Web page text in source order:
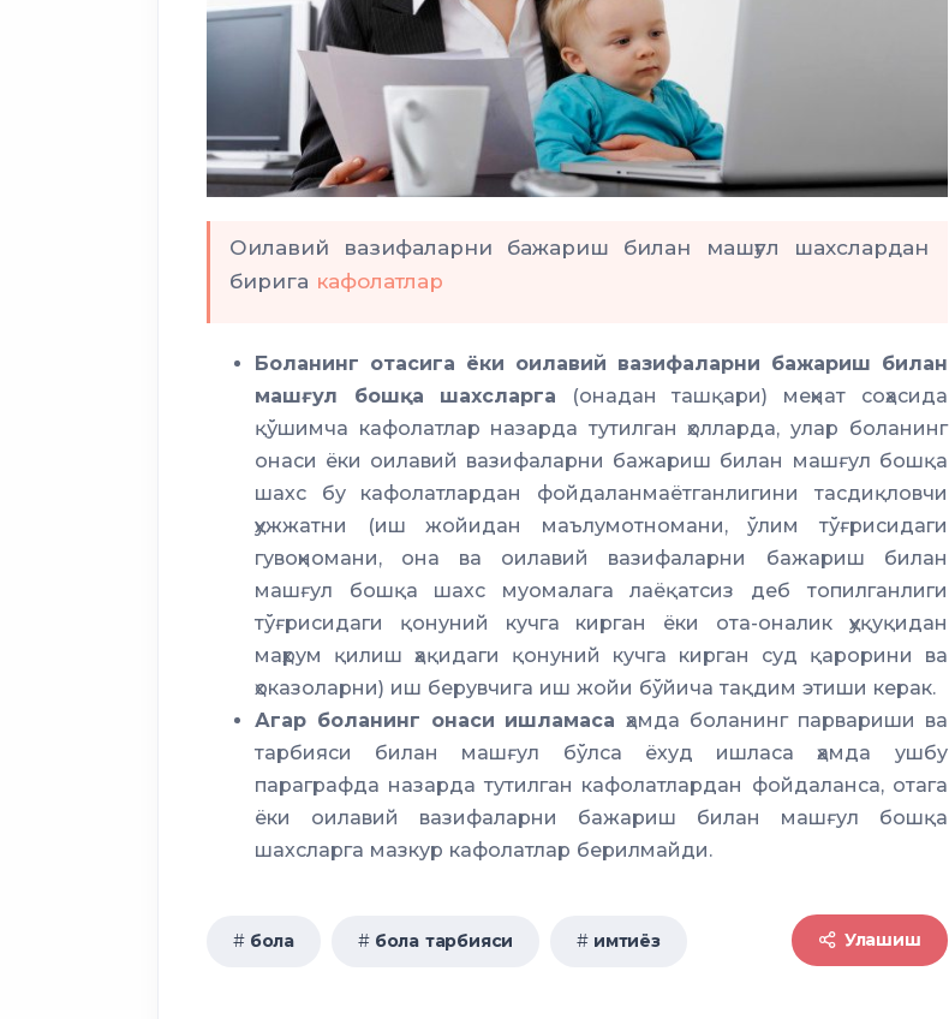
Оилавий вазифаларни бажариш билан машғул шахслардан
бирига кафолатлар
Боланинг отасига ёки оилавий вазифаларни бажариш билан
машғул бошқа шахсларга (онадан ташқари) меҳнат соҳасида
қўшимча кафолатлар назарда тутилган ҳолларда, улар боланинг
онаси ёки оилавий вазифаларни бажариш билан машғул бошқа
шахс бу кафолатлардан фойдаланмаётганлигини тасдиқловчи
ҳужжатни (иш жойидан маълумотномани, ўлим тўғрисидаги
гувоҳномани, она ва оилавий вазифаларни бажариш билан
машғул бошқа шахс муомалага лаёқатсиз деб топилганлиги
тўғрисидаги қонуний кучга кирган ёки ота-оналик ҳуқуқидан
маҳрум қилиш ҳақидаги қонуний кучга кирган суд қарорини ва
ҳоказоларни) иш берувчига иш жойи бўйича тақдим этиши керак.
Агар боланинг онаси ишламасаҳамда боланинг парвариши ва
тарбияси билан машғул бўлса ёхуд ишласа ҳамда ушбу
параграфда назарда тутилган кафолатлардан фойдаланса, отага
ёки оилавий вазифаларни бажариш билан машғул бошқа
шахсларга мазкур кафолатлар берилмайди.
бола бола тарбияси имтиёз Улашиш